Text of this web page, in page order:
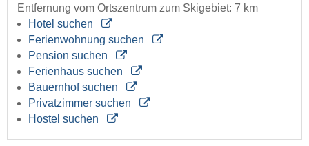
Entfernung vom Ortszentrum zum Skigebiet: 7 km
Hotel suchen
Ferienwohnung suchen
Pension suchen
Ferienhaus suchen
Bauernhof suchen
Privatzimmer suchen
Hostel suchen